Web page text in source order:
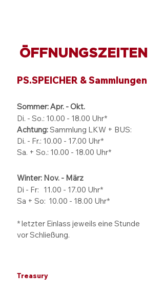
ÖFFNUNGSZEITEN
PS.SPEICHER & Sammlungen
Sommer: Apr. - Okt.
Di. - So.: 10.00 - 18.00 Uhr*
Achtung:Sammlung LKW + BUS:
Di. - Fr.: 10.00 - 17.00 Uhr*
Sa. + So.: 10.00 - 18.00 Uhr*
Winter: Nov. - März
Di - Fr: 11.00 - 17.00 Uhr*
Sa + So: 10.00 - 18.00 Uhr*
* letzter Einlass jeweils eine Stunde
vor Schließung.
Treasury